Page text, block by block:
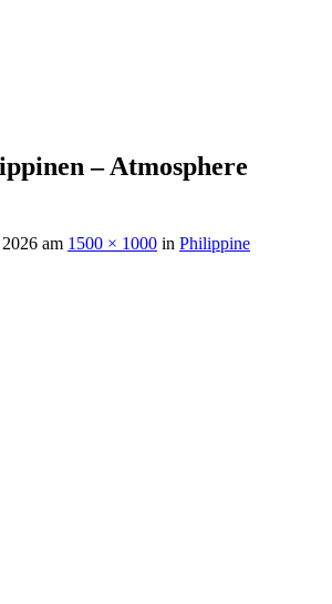
– Atmosphere
am 1500 × 1000 in Philippine